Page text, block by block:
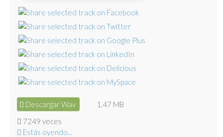
Descargar Wav
1.47 MB
7249 veces
Estás oyendo...